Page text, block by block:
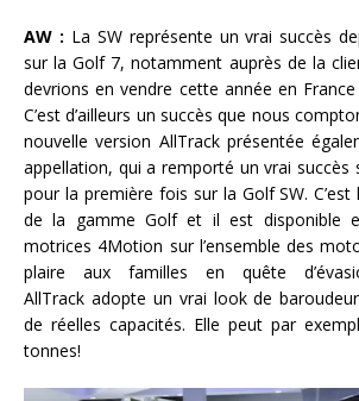
AW : La SW représente un vrai succès
sur la Golf 7, notamment auprès de la
devrions en vendre cette année en
C’est d’ailleurs un succès que nous
nouvelle version AllTrack présentée
appellation, qui a remporté un vrai succès
pour la première fois sur la Golf SW.
de la gamme Golf et il est disponible
motrices 4Motion sur l’ensemble des
plaire aux familles en quête
AllTrack adopte un vrai look de
de réelles capacités. Elle peut par
tonnes!